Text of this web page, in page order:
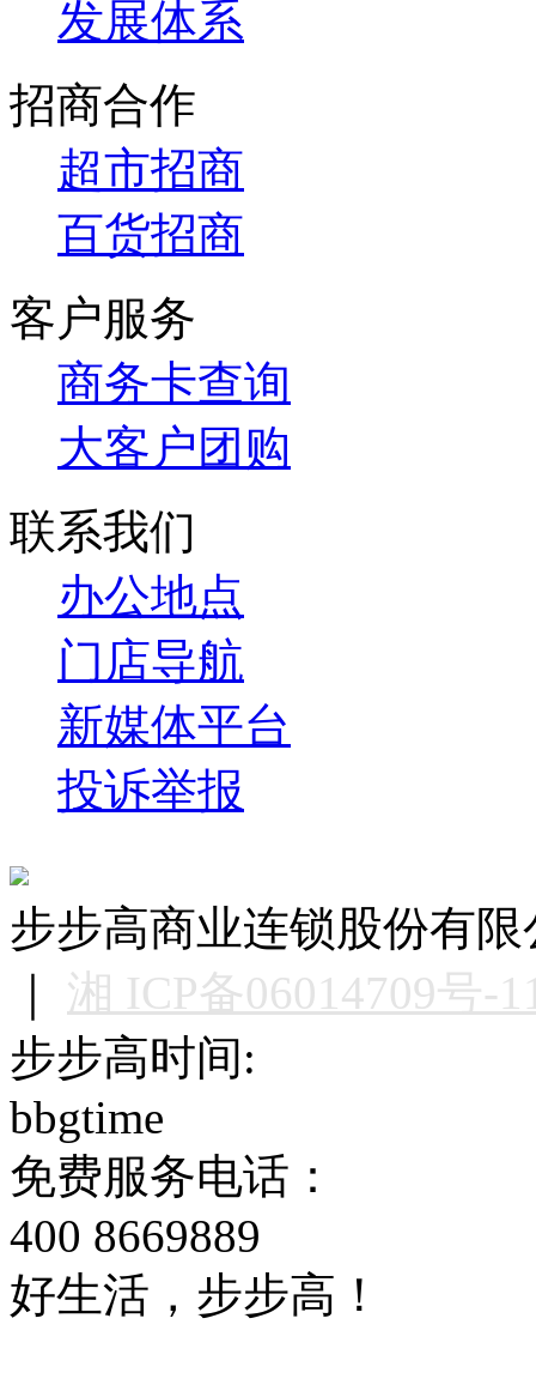
发展体系
招商合作
超市招商
百货招商
客户服务
商务卡查询
大客户团购
联系我们
办公地点
门店导航
新媒体平台
投诉举报
步步高商业连锁股份有
湘 ICP备06014709号-
步步高时间:
bbgtime
免费服务电话：
400 8669889
好生活，步步高！